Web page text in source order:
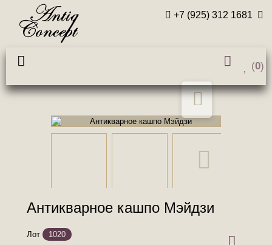
+7 (925) 312 1681
(0)
Антикварное кашпо Мэйдзи
Лот
1020